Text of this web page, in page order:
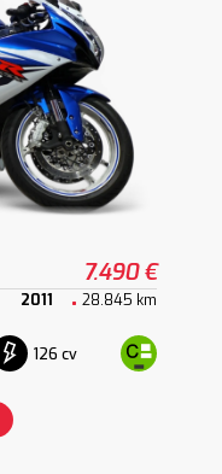
7.490 €
2011 28.845 km
126 cv